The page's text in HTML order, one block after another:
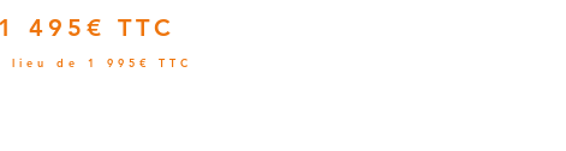
1 495€ TTC
lieu de 1 995€ TTC